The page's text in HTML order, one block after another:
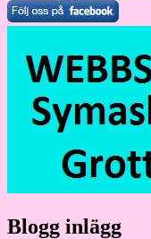
Blogg inlägg